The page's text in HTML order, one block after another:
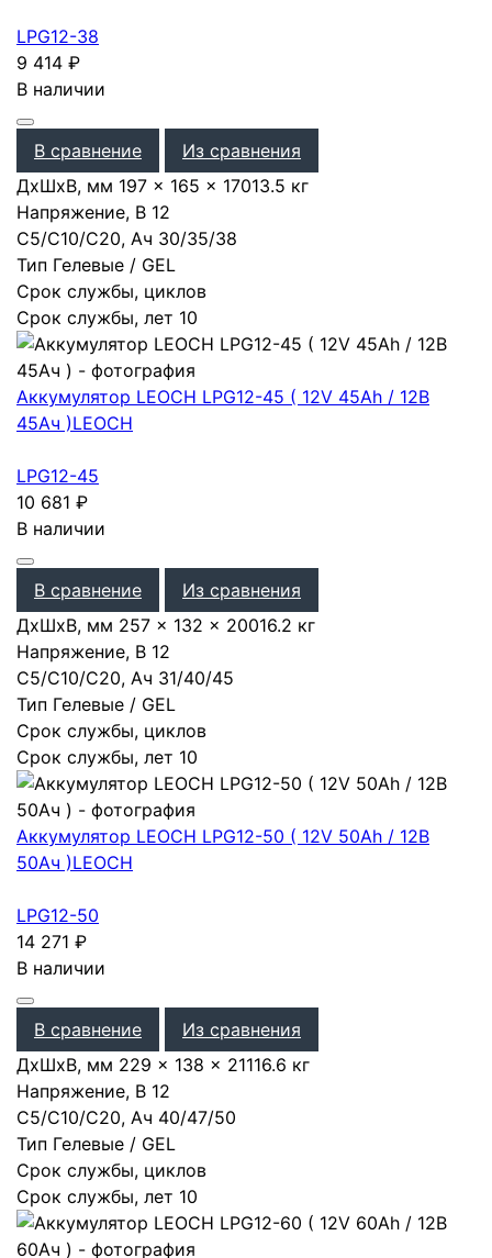
LPG12-38
9 414 ₽
В наличии
В сравнение
Из сравнения
ДхШхВ, мм 197 × 165 × 17013.5 кг
Напряжение, В 12
С5/С10/С20, Ач 30/35/38
Тип Гелевые / GEL
Срок службы, циклов
Срок службы, лет 10
Аккумулятор LEOCH LPG12-45 ( 12V 45Ah / 12В
45Ач )LEOCH
LPG12-45
10 681 ₽
В наличии
В сравнение
Из сравнения
ДхШхВ, мм 257 × 132 × 20016.2 кг
Напряжение, В 12
С5/С10/С20, Ач 31/40/45
Тип Гелевые / GEL
Срок службы, циклов
Срок службы, лет 10
Аккумулятор LEOCH LPG12-50 ( 12V 50Ah / 12В
50Ач )LEOCH
LPG12-50
14 271 ₽
В наличии
В сравнение
Из сравнения
ДхШхВ, мм 229 × 138 × 21116.6 кг
Напряжение, В 12
С5/С10/С20, Ач 40/47/50
Тип Гелевые / GEL
Срок службы, циклов
Срок службы, лет 10